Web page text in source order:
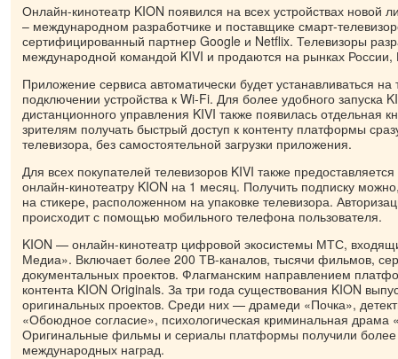
Онлайн-кинотеатр KION появился на всех устройствах новой
– международном разработчике и поставщике смарт-
сертифицированный партнер Google и Netflix. Телевизоры
международной командой KIVI и продаются на рынках
Приложение сервиса автоматически будет устанавливаться
подключении устройства к Wi-Fi. Для более удобного запуска
дистанционного управления KIVI также появилась отдельная
зрителям получать быстрый доступ к контенту платформы
телевизора, без самостоятельной загрузки приложения.
Для всех покупателей телевизоров KIVI также
онлайн-кинотеатру KION на 1 месяц. Получить подписку
на стикере, расположенном на упаковке телевизора.
происходит с помощью мобильного телефона пользователя.
KION — онлайн-кинотеатр цифровой экосистемы МТС,
Медиа». Включает более 200 ТВ-каналов, тысячи фильмов,
документальных проектов. Флагманским направлением
контента KION Originals. За три года существования KION
оригинальных проектов. Среди них — драмеди «Почка»,
«Обоюдное согласие», психологическая криминальная драма
Оригинальные фильмы и сериалы платформы получили более
международных наград.